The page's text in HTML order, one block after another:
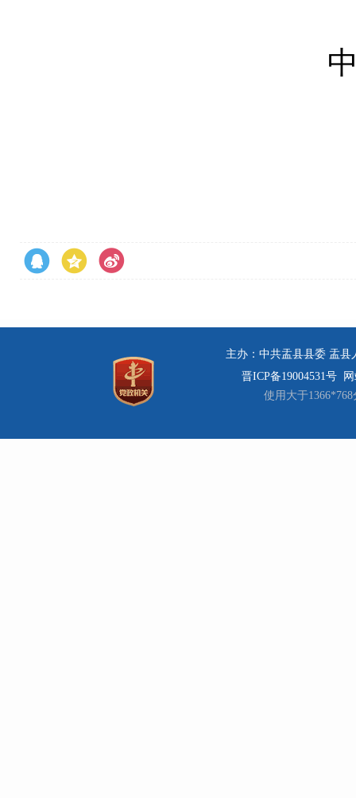
主办：中共盂县县委 盂县
晋ICP备19004531号
使用大于